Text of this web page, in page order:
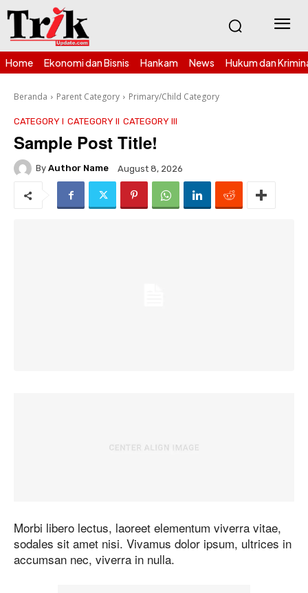
Home Ekonomi dan Bisnis Hankam News Hukum dan
Beranda Parent Category Primary/Child Category
CATEGORY I CATEGORY II CATEGORY III
Sample Post Title!
By Author Name August 8, 2026
Morbi libero lectus, laoreet elementum viverra vitae,
sodales sit amet nisi. Vivamus dolor ipsum, ultrices in
accumsan nec, viverra in nulla.